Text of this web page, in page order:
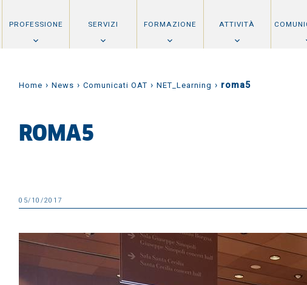
PROFESSIONE SERVIZI FORMAZIONE ATTIVITÀ
Home › News › Comunicati OAT › NET_Learning › roma5
ROMA5
05/10/2017